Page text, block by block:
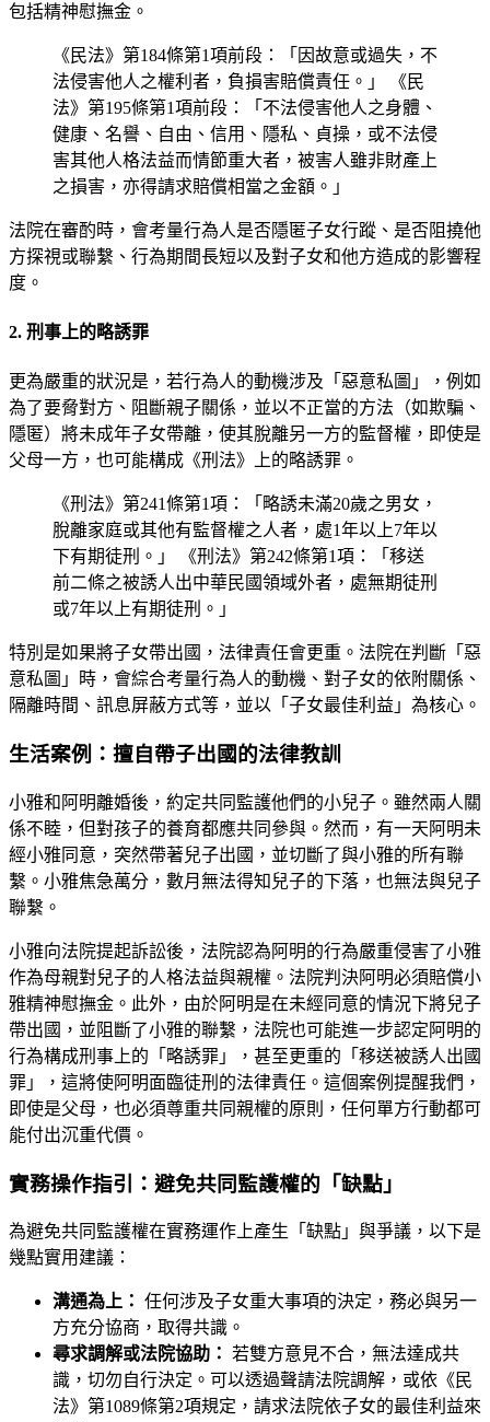
包括精神慰撫金。
《民法》第184條第1項前段：「因故意或過失，不
法侵害他人之權利者，負損害賠償責任。」 《民
法》第195條第1項前段：「不法侵害他人之身體、
健康、名譽、自由、信用、隱私、貞操，或不法侵
害其他人格法益而情節重大者，被害人雖非財產上
之損害，亦得請求賠償相當之金額。」
法院在審酌時，會考量行為人是否隱匿子女行蹤、是否阻撓他
方探視或聯繫、行為期間長短以及對子女和他方造成的影響程
度。
2. 刑事上的略誘罪
更為嚴重的狀況是，若行為人的動機涉及「惡意私圖」，例如
為了要脅對方、阻斷親子關係，並以不正當的方法（如欺騙、
隱匿）將未成年子女帶離，使其脫離另一方的監督權，即使是
父母一方，也可能構成《刑法》上的略誘罪。
《刑法》第241條第1項：「略誘未滿20歲之男女，
脫離家庭或其他有監督權之人者，處1年以上7年以
下有期徒刑。」 《刑法》第242條第1項：「移送
前二條之被誘人出中華民國領域外者，處無期徒刑
或7年以上有期徒刑。」
特別是如果將子女帶出國，法律責任會更重。法院在判斷「惡
意私圖」時，會綜合考量行為人的動機、對子女的依附關係、
隔離時間、訊息屏蔽方式等，並以「子女最佳利益」為核心。
生活案例：擅自帶子出國的法律教訓
小雅和阿明離婚後，約定共同監護他們的小兒子。雖然兩人關
係不睦，但對孩子的養育都應共同參與。然而，有一天阿明未
經小雅同意，突然帶著兒子出國，並切斷了與小雅的所有聯
繫。小雅焦急萬分，數月無法得知兒子的下落，也無法與兒子
聯繫。
小雅向法院提起訴訟後，法院認為阿明的行為嚴重侵害了小雅
作為母親對兒子的人格法益與親權。法院判決阿明必須賠償小
雅精神慰撫金。此外，由於阿明是在未經同意的情況下將兒子
帶出國，並阻斷了小雅的聯繫，法院也可能進一步認定阿明的
行為構成刑事上的「略誘罪」，甚至更重的「移送被誘人出國
罪」，這將使阿明面臨徒刑的法律責任。這個案例提醒我們，
即使是父母，也必須尊重共同親權的原則，任何單方行動都可
能付出沉重代價。
實務操作指引：避免共同監護權的「缺點」
為避免共同監護權在實務運作上產生「缺點」與爭議，以下是
幾點實用建議：
溝通為上： 任何涉及子女重大事項的決定，務必與另一
方充分協商，取得共識。
尋求調解或法院協助： 若雙方意見不合，無法達成共
識，切勿自行決定。可以透過聲請法院調解，或依《民
法》第1089條第2項規定，請求法院依子女的最佳利益來